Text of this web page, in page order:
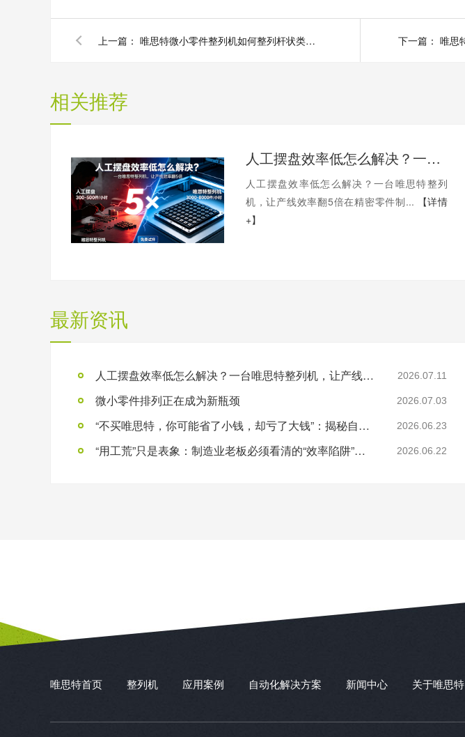
上一篇： 唯思特微小零件整列机如何整列杆状类产品？ 下一篇：
相关推荐
人工摆盘效率低怎么解决？一台唯思特整列机，让产线效率翻5倍
人工摆盘效率低怎么解决？一台唯思特整列
机，让产线效率翻5倍在精密零件制...
【详情
+】
最新资讯
人工摆盘效率低怎么解决？一台唯思特整列机，让产线效率翻5倍 2026.07.11
微小零件排列正在成为新瓶颈 2026.07.03
“不买唯思特，你可能省了小钱，却亏了大钱”：揭秘自动化整列的“隐性成本”黑洞 2026.06.23
“用工荒”只是表象：制造业老板必须看清的“效率陷阱”与“品质红利” 2026.06.22
唯思特首页 整列机 应用案例 自动化解决方案 新闻中心 关于唯思特